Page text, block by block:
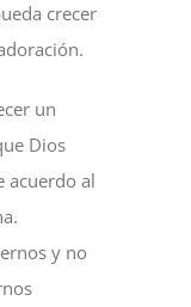
crecer
un
Dios
acuerdo al
y no